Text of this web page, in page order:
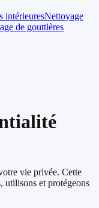
intérieuresNettoyage
de gouttières
vie privée. Cette
utilisons et protégeons